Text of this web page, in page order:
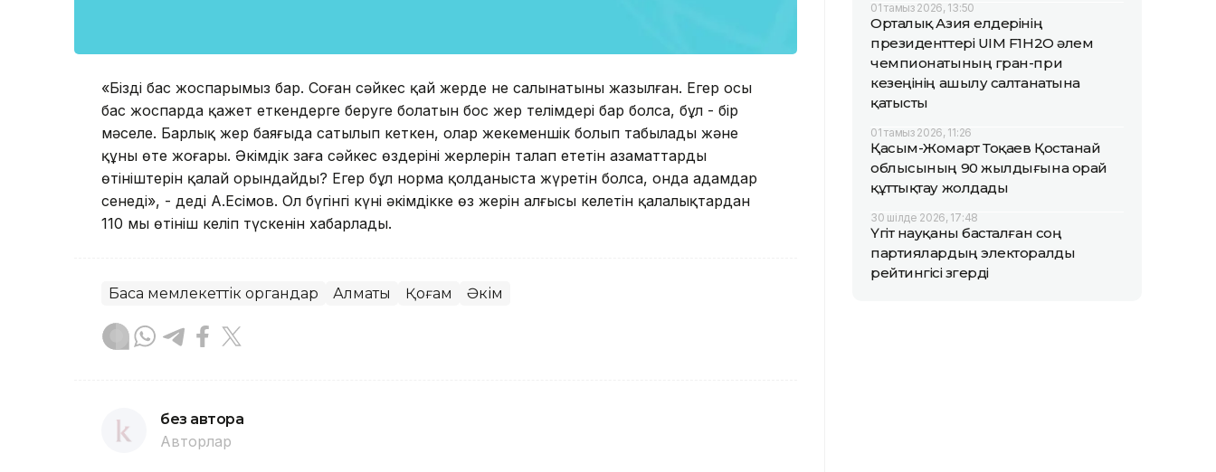
«Біздің бас жоспарымыз бар. Соған сәйкес қай жерде не салынатыны жазылған. Егер осы
бас жоспарда қажет еткендерге беруге болатын бос жер телімдері бар болса, бұл - бір
мәселе. Барлық жер баяғыда сатылып кеткен, олар жекеменшік болып табылады және
құны өте жоғары. Әкімдік заңға сәйкес өздерінің жерлерін талап ететін азаматтардың
өтініштерін қалай орындайды? Егер бұл норма қолданыста жүретін болса, онда адамдар
сенеді», - деді А.Есімов. Ол бүгінгі күні әкімдікке өз жерін алғысы келетін қалалықтардан
110 мың өтініш келіп түскенін хабарлады.
Басқа мемлекеттік органдар Алматы Қоғам Әкім
без автора
Авторлар
01 тамыз 2026, 13:50
Орталық Азия елдерінің
президенттері UIM F1H2O әлем
чемпионатының гран-при
кезеңінің ашылу салтанатына
қатысты
01 тамыз 2026, 11:26
Қасым-Жомарт Тоқаев Қостанай
облысының 90 жылдығына орай
құттықтау жолдады
30 шілде 2026, 17:48
Үгіт науқаны басталған соң
партиялардың электоралды
рейтингісі өзгерді